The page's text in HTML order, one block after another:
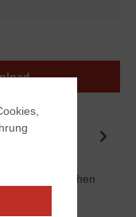
es mit logischen